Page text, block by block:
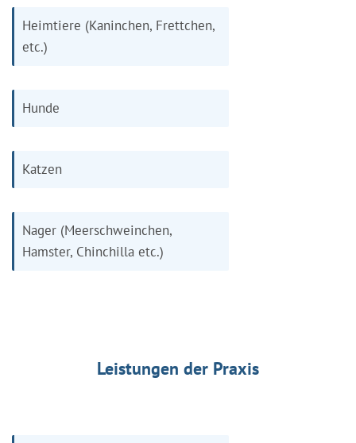
Heimtiere (Kaninchen, Frettchen,
etc.)
Hunde
Katzen
Nager (Meerschweinchen,
Hamster, Chinchilla etc.)
Leistungen der Praxis